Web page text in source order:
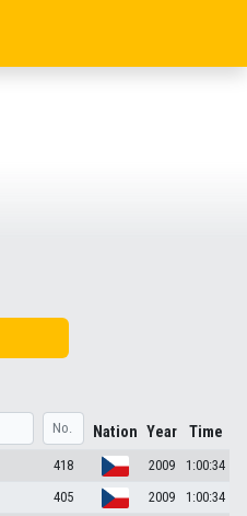
Nation Year Time
418 2009
1:00:34
405 2009
1:00:34